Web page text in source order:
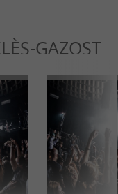
GAZOST